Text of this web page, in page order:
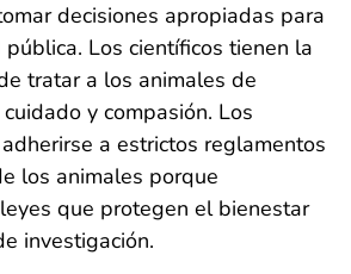
decisiones apropiadas para
Los científicos tienen la
tratar a los animales de
y compasión. Los
a estrictos reglamentos
los animales porque
que protegen el bienestar
investigación.